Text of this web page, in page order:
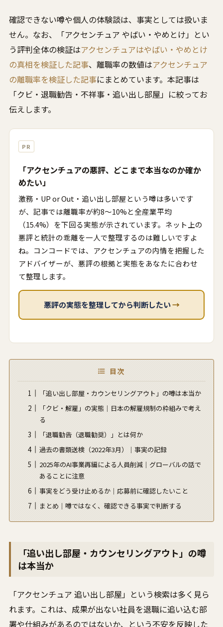
確認できない噂や個人の体験談は、事実としては扱いま
せん。なお、「アクセンチュア やばい・やめとけ」とい
う評判全体の検証はアクセンチュアはやばい・やめとけ
の真相を検証した記事、離職率の数値はアクセンチュア
の離職率を検証した記事にまとめています。本記事は
「クビ・退職勧告・不祥事・追い出し部屋」に絞ってお
伝えします。
PR
「アクセンチュアの悪評、どこまで本当なのか確か
めたい」
激務・UP or Out・追い出し部屋という噂は多いです
が、記事では離職率が約8〜10%と全産業平均
（15.4%）を下回る実態が示されています。ネット上の
悪評と統計の乖離を一人で整理するのは難しいですよ
ね。コンコードでは、アクセンチュアの内情を把握した
アドバイザーが、悪評の根拠と実態をあなたに合わせ
て整理します。
悪評の実態を整理してから判断したい→
目次
「追い出し部屋・カウンセリングアウト」の噂は本当か
「クビ・解雇」の実態｜日本の解雇規制の枠組みで考え
る
「退職勧告（退職勧奨）」とは何か
過去の書類送検（2022年3月）｜事実の記録
2025年のAI事業再編による人員削減｜グローバルの話で
あることに注意
事実をどう受け止めるか｜応募前に確認したいこと
まとめ｜噂ではなく、確認できる事実で判断する
「追い出し部屋・カウンセリングアウト」の噂
は本当か
「アクセンチュア 追い出し部屋」という検索は多く見ら
れます。これは、成果が出ない社員を退職に追い込む部
署や仕組みがあるのではないか、という不安を反映した